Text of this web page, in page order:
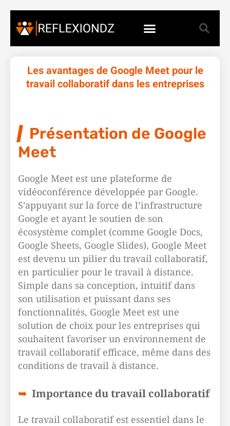
Les avantages de Google Meet pour le
travail collaboratif dans les entreprises
Présentation de Google
Meet
Google Meet est une plateforme de
vidéoconférence développée par Google.
S’appuyant sur la force de l’infrastructure
Google et ayant le soutien de son
écosystème complet (comme Google Docs,
Google Sheets, Google Slides), Google Meet
est devenu un pilier du travail collaboratif,
en particulier pour le travail à distance.
Simple dans sa conception, intuitif dans
son utilisation et puissant dans ses
fonctionnalités, Google Meet est une
solution de choix pour les entreprises qui
souhaitent favoriser un environnement de
travail collaboratif efficace, même dans des
conditions de travail à distance.
Importance du travail collaboratif
Le travail collaboratif est essentiel dans le